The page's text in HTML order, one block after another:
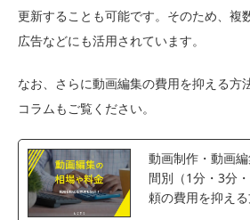
更新することも可能です。そのため、複
広告などにも活用されています。
なお、さらに動画編集の費用を抑える方
コラムもご覧ください。
動画制作・動画
間別（1分・3分
頼の費用を抑え